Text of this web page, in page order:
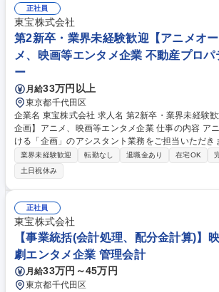
の折衝が含まれるため、一定のコミュニケーション
◇取引先：商船三井グループにおける船舶管理会社/船
職種 【東京】国内外メーカーからの調達手配業務/
7時間
正社員
東宝株式会社
第2新卒・業界未経験歓迎【アニメオ
メ、映画等エンタメ企業 不動産プロパ
ー
月給33万円以上
東京都千代田区
企業名 東宝株式会社 求人名 第2新卒・業界未経験歓迎【アニメオープン/
企画】アニメ、映画等エンタメ企業 仕事の内容 アニメーション事業にお
ける「企画」のアシスタント業務をご担当いただき
ご希望を考慮し、下記いずれかのポジションに配属されます
画アシスタントプロデューサー業務】 アニメーション事業における企画製
作のアシスタント業務をご担当いただきます。クリ
ース、ビジネス面、音楽 【アニメ宣伝アシスタン
多様なプロモーションで作品を国内外のアニメファ
仕事です。宣伝企画、クリエイティブ、デジタルプ
企画など 募集職種 第2新卒・業界未経験歓迎【アニメオープン/企画】ア
ニメ、映画等エンタメ企業
業界未経験歓迎 転勤なし 退職金あり 在宅OK
土日祝休み
正社員
東宝株式会社
【事業統括(会計処理、配分金計算)】
劇エンタメ企業 管理会計
月給33万円～45万円
東京都千代田区